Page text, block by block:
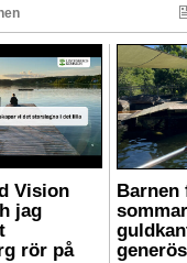
Vision
jag
rör på